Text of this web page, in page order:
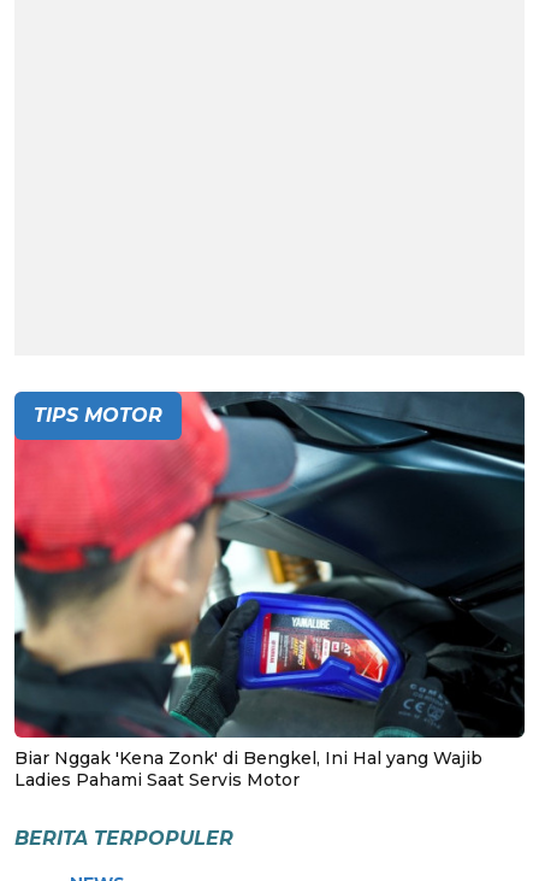
TIPS MOTOR
Biar Nggak 'Kena Zonk' di Bengkel, Ini Hal yang Wajib
Ladies Pahami Saat Servis Motor
BERITA TERPOPULER